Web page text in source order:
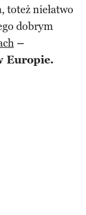
toteż niełatwo
dobrym
–
Europie.